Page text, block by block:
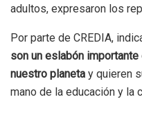
adultos, expresaron los
Por parte de CREDIA,
son un eslabón
nuestro planeta y quieren
mano de la educación y la